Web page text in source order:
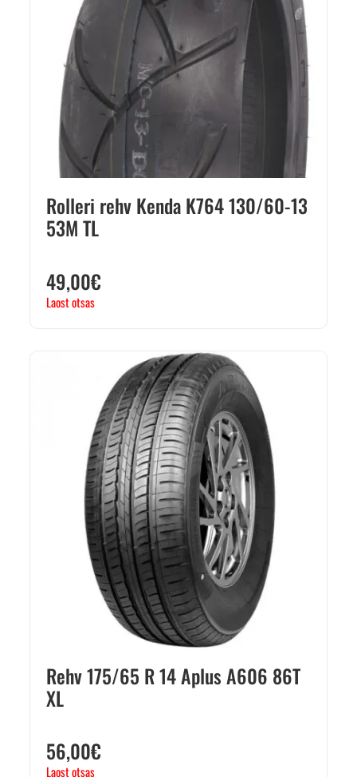
Rolleri rehv Kenda K764 130/60-13
53M TL
49,00€
Laost otsas
Rehv 175/65 R 14 Aplus A606 86T
XL
56,00€
Laost otsas